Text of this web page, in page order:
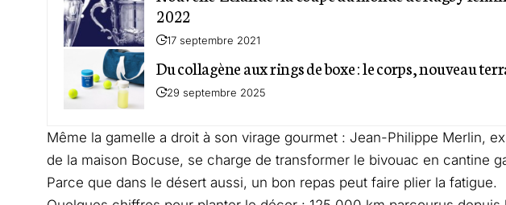
2022
17 septembre 2021
Du collagène aux rings de boxe : le corps, nouveau
29 septembre 2025
Même la gamelle a droit à son virage gourmet : Jean-Philippe Merlin,
de la maison Bocuse, se charge de transformer le bivouac en cantine
Parce que dans le désert aussi, un bon repas peut faire plier la fatigue.